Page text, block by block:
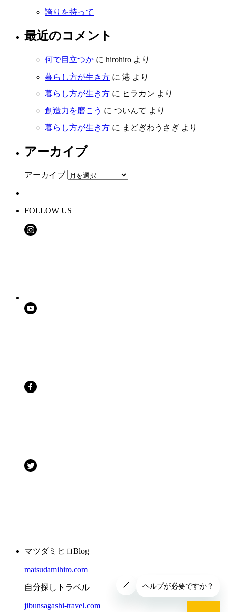
誇りを持って
最近のコメント
何で目立つか に hirohiro より
暮らし方が生き方 に 港 より
暮らし方が生き方 に ヒラカン より
創造力を磨こう に ついんて より
暮らし方が生き方 に まどぎわうさぎ より
アーカイブ
アーカイブ
FOLLOW US
マツダミヒロBlog
matsudamihiro.com
自分探しトラベル
jibunsagashi-travel.com